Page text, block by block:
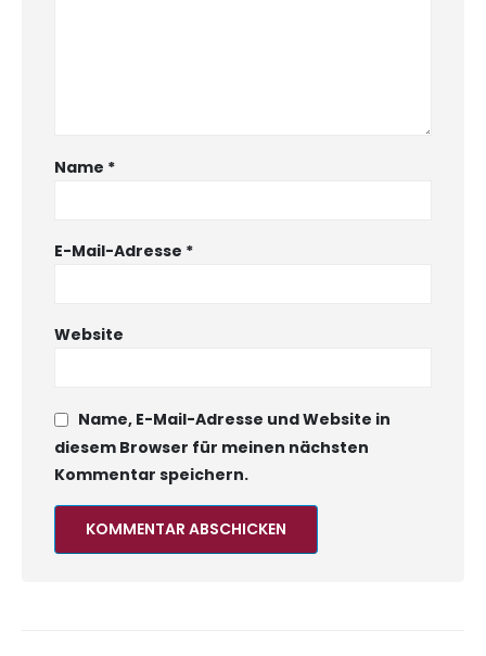
Name *
E-Mail-Adresse *
Website
Name, E-Mail-Adresse und Website in
diesem Browser für meinen nächsten
Kommentar speichern.